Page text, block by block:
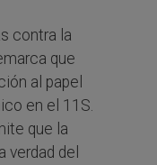
contra la
que
al papel
en el 11S.
que la
verdad del